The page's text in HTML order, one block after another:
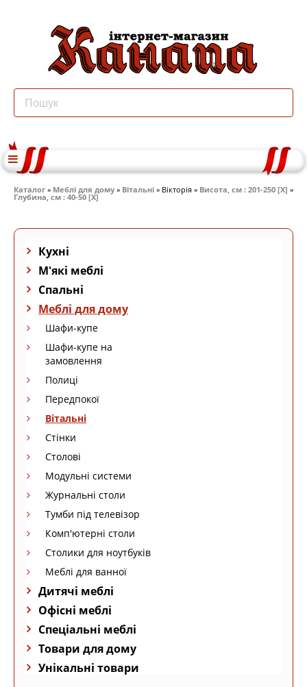
Каталог » Меблі для дому » Вітальні » Вікторія » Висота, см : 201-250 [X] »
Глубина, см : 40-50 [X]
Кухні
М'які меблі
Спальні
Меблі для дому
Шафи-купе
Шафи-купе на
замовлення
Полиці
Передпокої
Вітальні
Стінки
Столові
Модульні системи
Журнальні столи
Тумби під телевізор
Комп'ютерні столи
Столики для ноутбуків
Меблі для ванної
Дитячі меблі
Офісні меблі
Спеціальні меблі
Товари для дому
Унікальні товари